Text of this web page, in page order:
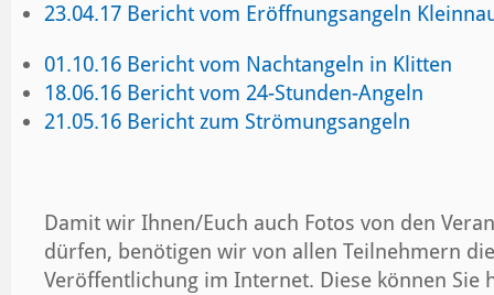
23.04.17 Bericht vom Eröffnungsangeln
01.10.16 Bericht vom Nachtangeln in Klitten
18.06.16 Bericht vom 24-Stunden-Angeln
21.05.16 Bericht zum Strömungsangeln
Damit wir Ihnen/Euch auch Fotos von den
dürfen, benötigen wir von allen Teilnehmern
Veröffentlichung im Internet. Diese können Sie